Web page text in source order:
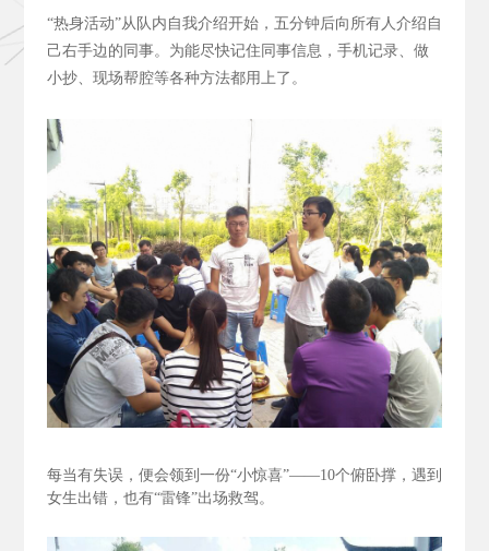
“热身活动”从队内自我介绍开始，五分钟后向所有人介绍自
己右手边的同事。为能尽快记住同事信息，手机记录、做
小抄、现场帮腔等各种方法都用上了。
每当有失误，便会领到一份“小惊喜”——10个俯卧撑，遇到
女生出错，也有“雷锋”出场救驾。